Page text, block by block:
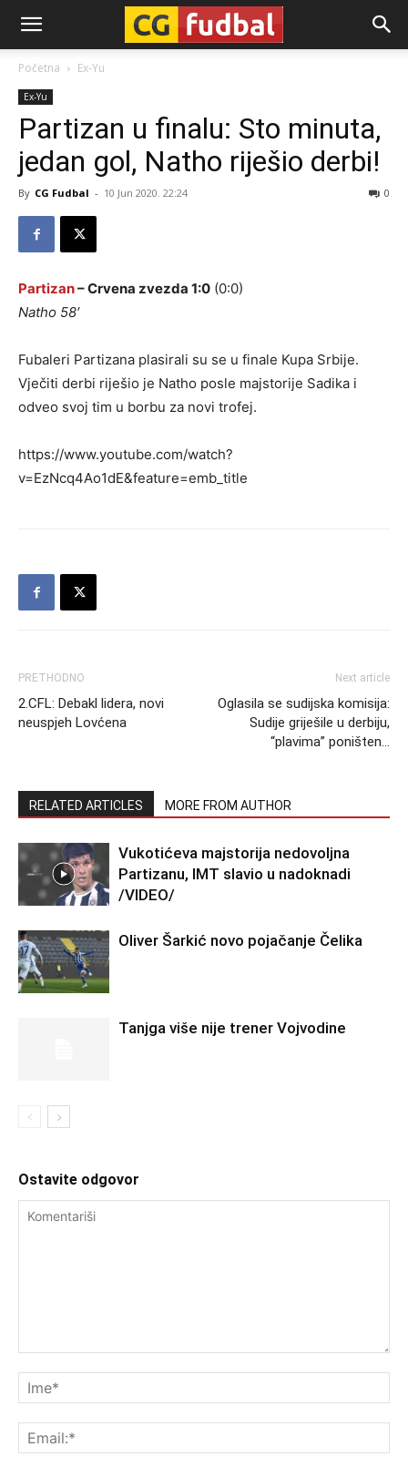
CG-
Fudbal
Početna Ex-Yu
Ex-Yu
Partizan u finalu: Sto minuta,
jedan gol, Natho riješio derbi!
By CG Fudbal - 10 Jun 2020. 22:24 0
Partizan– Crvena zvezda 1:0 (0:0)
Natho 58′
Fubaleri Partizana plasirali su se u finale Kupa Srbije.
Vječiti derbi riješio je Natho posle majstorije Sadika i
odveo svoj tim u borbu za novi trofej.
https://www.youtube.com/watch?
v=EzNcq4Ao1dE&feature=emb_title
PRETHODNO
2.CFL: Debakl lidera, novi
neuspjeh Lovćena
Next article
Oglasila se sudijska komisija:
Sudije griješile u derbiju,
“plavima” poništen…
RELATED ARTICLES MORE FROM AUTHOR
Vukotićeva majstorija nedovoljna
Partizanu, IMT slavio u nadoknadi
/VIDEO/
Oliver Šarkić novo pojačanje Čelika
Tanjga više nije trener Vojvodine
Ostavite odgovor